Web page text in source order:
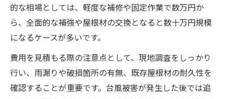
台風時に備える費用と屋根チェックの重要性
屋根の台風対策費用と点検のタイミング
台風前に必須の屋根チェックポイント解説
屋根の点検費用を抑える台風対策準備法
住まいの安全を守る屋根対策の費用比較
屋根の台風対策で被害防止に役立つ知識
的な相場としては、軽度な補修や固定作業で数万円か
ら、全面的な補強や屋根材の交換となると数十万円規模
になるケースが多いです。
費用を見積もる際の注意点として、現地調査をしっかり
行い、雨漏りや破損箇所の有無、既存屋根材の耐久性を
確認することが重要です。台風被害が発生した後では追